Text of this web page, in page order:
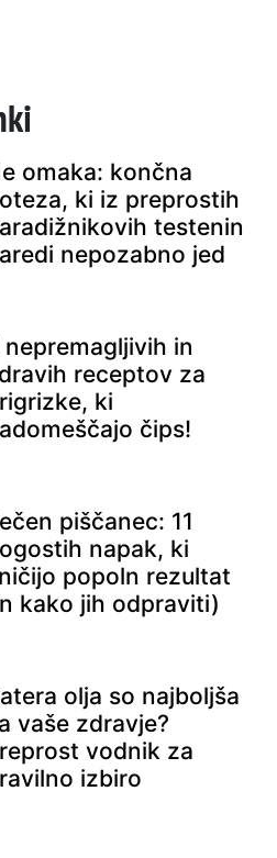
omaka: končna
ki iz preprostih
testenin
nepozabno jed
nepremagljivih in
receptov za
ki
čips!
piščanec: 11
napak, ki
popoln rezultat
kako jih odpraviti)
olja so najboljša
vaše zdravje?
vodnik za
izbiro